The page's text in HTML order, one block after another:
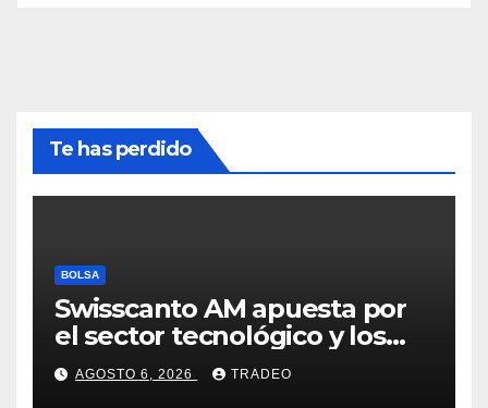
Te has perdido
BOLSA
Swisscanto AM apuesta por
el sector tecnológico y los
valores cíclicos para ganar en
bolsa
AGOSTO 6, 2026 TRADEO